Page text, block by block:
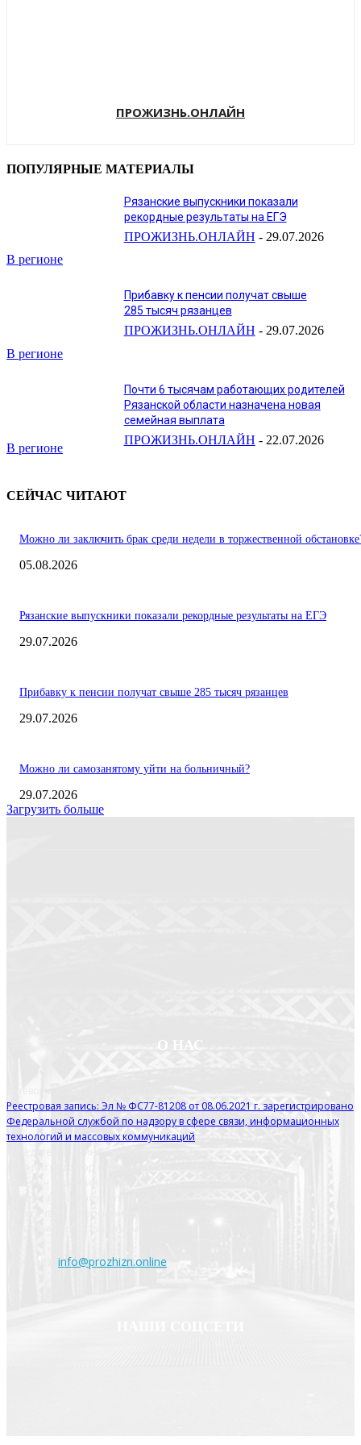
ПРОЖИЗНЬ.ОНЛАЙН
ПОПУЛЯРНЫЕ МАТЕРИАЛЫ
В регионе
Рязанские выпускники показали
рекордные результаты на ЕГЭ
ПРОЖИЗНЬ.ОНЛАЙН - 29.07.2026
В регионе
Прибавку к пенсии получат свыше
285 тысяч рязанцев
ПРОЖИЗНЬ.ОНЛАЙН - 29.07.2026
В регионе
Почти 6 тысячам работающих родителей
Рязанской области назначена новая
семейная выплата
ПРОЖИЗНЬ.ОНЛАЙН - 22.07.2026
СЕЙЧАС ЧИТАЮТ
Можно ли заключить брак среди недели в торжественной
05.08.2026
Рязанские выпускники показали рекордные результаты на ЕГЭ
29.07.2026
Прибавку к пенсии получат свыше 285 тысяч рязанцев
29.07.2026
Можно ли самозанятому уйти на больничный?
29.07.2026
Загрузить больше
О НАС
Реестровая запись: Эл № ФС77-81208 от 08.06.2021 г. зарегистрировано
Федеральной службой по надзору в сфере связи, информационных
технологий и массовых коммуникаций
info@prozhizn.online